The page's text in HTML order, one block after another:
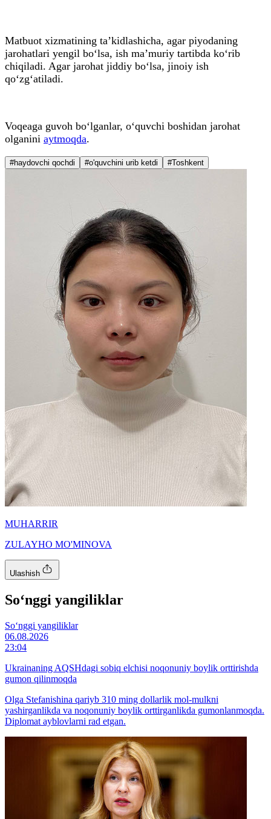
Matbuot xizmatining ta’kidlashicha, agar piyodaning
jarohatlari yengil bo‘lsa, ish ma’muriy tartibda ko‘rib
chiqiladi. Agar jarohat jiddiy bo‘lsa, jinoiy ish
qo‘zg‘atiladi.
Voqeaga guvoh bo‘lganlar, o‘quvchi boshidan jarohat
olganini aytmoqda.
#haydovchi qochdi #o'quvchini urib ketdi #Toshkent
MUHARRIR
ZULAYHO MO'MINOVA
Ulashish
So‘nggi yangiliklar
So‘nggi yangiliklar
06.08.2026
23:04
Ukrainaning AQSHdagi sobiq elchisi noqonuniy boylik orttirishda
gumon qilinmoqda
Olga Stefanishina qariyb 310 ming dollarlik mol-mulkni
yashirganlikda va noqonuniy boylik orttirganlikda gumonlanmoqda.
Diplomat ayblovlarni rad etgan.